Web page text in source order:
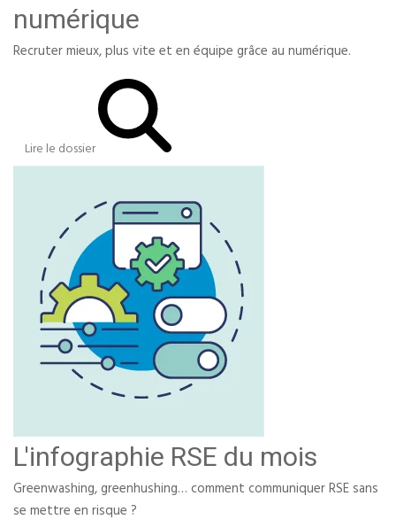
numérique
Recruter mieux, plus vite et en équipe grâce au numérique.
Lire le dossier
L'infographie RSE du mois
Greenwashing, greenhushing… comment communiquer RSE sans
se mettre en risque ?